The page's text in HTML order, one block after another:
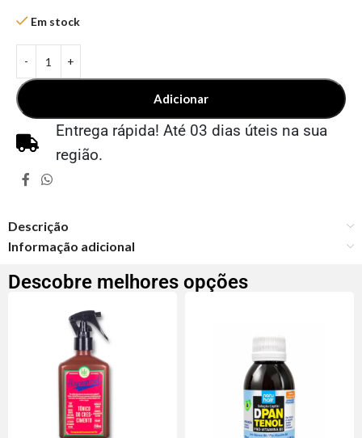
Em stock
Adicionar
Entrega rápida! Até 03 dias úteis na sua
região.
Descrição
Informação adicional
Descobre melhores opções